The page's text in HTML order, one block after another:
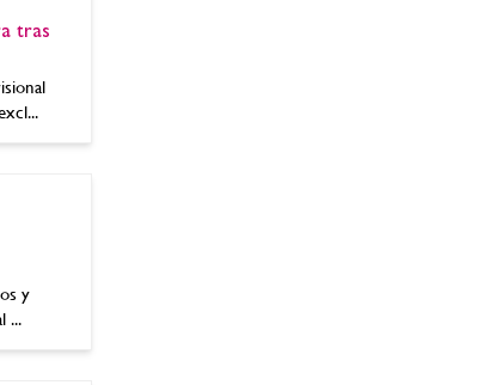
tras
y
...